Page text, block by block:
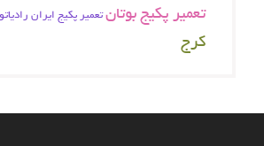
تعمیر پکیج بوتانتعمیر پکیج ایران
کرج